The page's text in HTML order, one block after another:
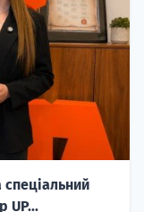
спеціальний
UP...